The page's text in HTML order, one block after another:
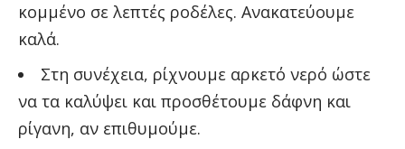
κομμένο σε λεπτές ροδέλες. Ανακατεύουμε
καλά.
Στη συνέχεια, ρίχνουμε αρκετό νερό ώστε
να τα καλύψει και προσθέτουμε δάφνη και
ρίγανη, αν επιθυμούμε.